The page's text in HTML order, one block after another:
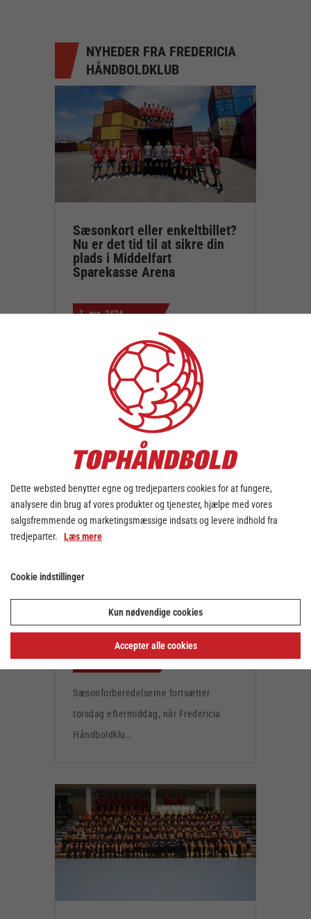
NYHEDER FRA FREDERICIA
HÅNDBOLDKLUB
Sæsonkort eller enkeltbillet?
Nu er det tid til at sikre din
plads i Middelfart
Sparekasse Arena
7. aug. 2026
Der er igen udsigt til store
håndboldoplevelser i Middelfart
Sparekasse Arena, …
FHK fortsætter
Sønderjyske
Sæsonforberedelserne fortsætter
torsdag eftermiddag, når Fredericia
Håndboldklu…
Dette websted benytter egne og tredjeparters cookies for at fungere,
analysere din brug af vores produkter og tjenester, hjælpe med vores
salgsfremmende og marketingsmæssige indsats og levere indhold fra
tredjeparter. Læs mere
Cookie indstillinger
Kun nødvendige cookies
Accepter alle cookies